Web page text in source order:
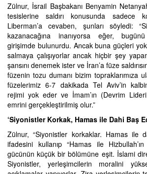
Zülnur, İsrail Başbakanı Benyamin
tesislerine saldırı konusunda sadece
Liberman’a cevaben, şunları söyledi:
kazanacağına inanıyorsa eğer,
girişimde bulunurdu. Ancak buna güçleri
salmaya çalışıyorlar ancak hiçbir şey
şansını denemek ister ve İran’a füze
füzenin tozu dumanı bizim topraklarımıza
füzelerimiz 6-7 dakikada Tel Aviv’in
rejimi yok eder ve İmam’ın (Devrim
emrini gerçekleştirilmiş olur.”
‘Siyonistler Korkak, Hamas ile Dahi Baş
Zülnur, “Siyonistler korkaklar. Hamas ile
ifadesini kullanıp “Hamas ile
gücünün küçük bir bölümüne eşit. İslami
Siyonistler, yerleşimcilerin moralini